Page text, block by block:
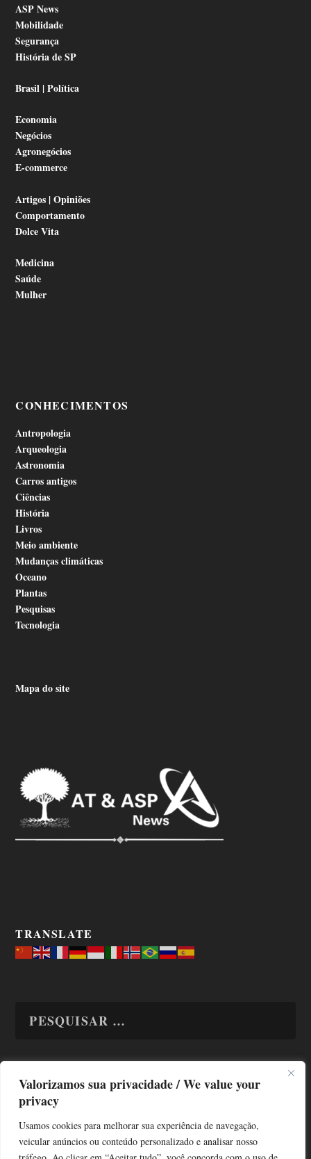
Valorizamos sua privacidade / We value your
privacy
Usamos cookies para melhorar sua experiência de navegação,
veicular anúncios ou conteúdo personalizado e analisar nosso
ASP News
Mobilidade
Segurança
História de SP
Brasil | Política
Economia
Negócios
Agronegócios
E-commerce
Artigos | Opiniões
Comportamento
Dolce Vita
Medicina
Saúde
Mulher
CONHECIMENTOS
Antropologia
Arqueologia
Astronomia
Carros antigos
Ciências
História
Livros
Meio ambiente
Mudanças climáticas
Oceano
Plantas
Pesquisas
Tecnologia
Mapa do site
TRANSLATE
TODAS OS ASSUNTOS